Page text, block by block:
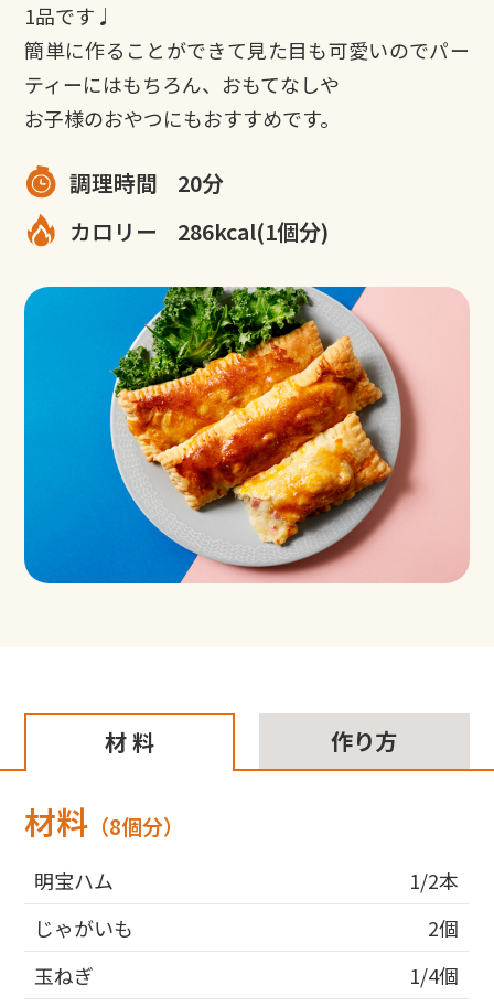
1品です♩
簡単に作ることができて見た目も可愛いのでパー
ティーにはもちろん、おもてなしや
お子様のおやつにもおすすめです。
調理時間
20分
カロリー
286kcal(1個分)
材 料 作り方
材料 （8個分）
明宝ハム
1/2本
じゃがいも
2個
玉ねぎ
1/4個